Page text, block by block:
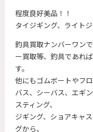
程度良好美品！！
タイジギング、ライト
釣具買取ナンバーワン
ー買取等、釣具であれ
す。
他にもゴムボートやフ
バス、シーバス、エギ
スティング、
ジギング、ショアキャ
グから、